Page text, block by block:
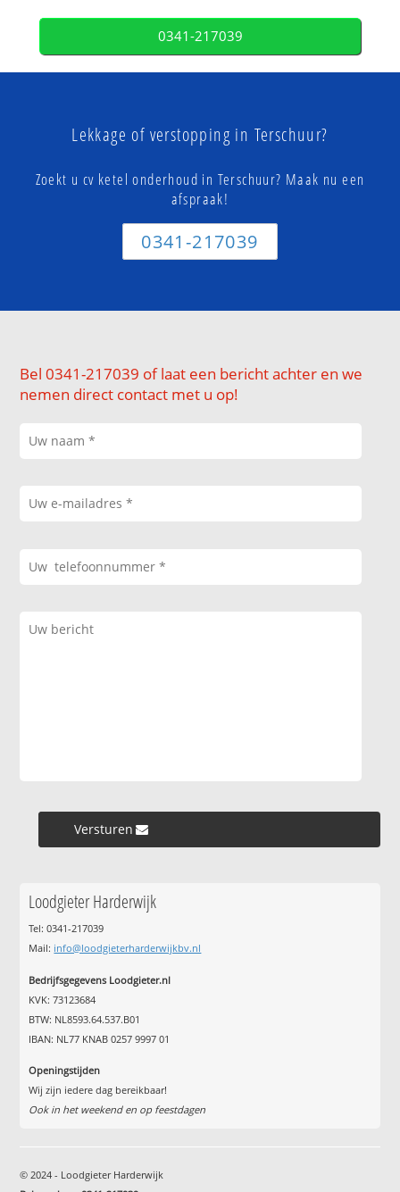
0341-217039
Lekkage of verstopping in Terschuur?
Zoekt u cv ketel onderhoud in Terschuur? Maak nu een
afspraak!
0341-217039
Bel 0341-217039 of laat een bericht achter en we
nemen direct contact met u op!
Versturen »
Loodgieter Harderwijk
Tel: 0341-217039
Mail: info@loodgieterharderwijkbv.nl
Bedrijfsgegevens Loodgieter.nl
KVK: 73123684
BTW: NL8593.64.537.B01
IBAN: NL77 KNAB 0257 9997 01
Openingstijden
Wij zijn iedere dag bereikbaar!
Ook in het weekend en op feestdagen
© 2024 - Loodgieter Harderwijk